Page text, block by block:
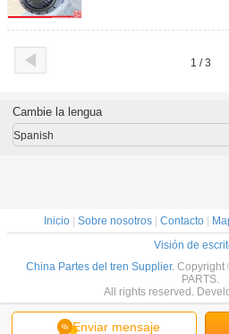
1 / 3
Enviar mensaje
Cambie la lengua
Spanish
Inicio| Sobre nosotros| Contacto|
Visión de
China Partes del tren Supplier. Copyright
PARTS.
All rights reserved.